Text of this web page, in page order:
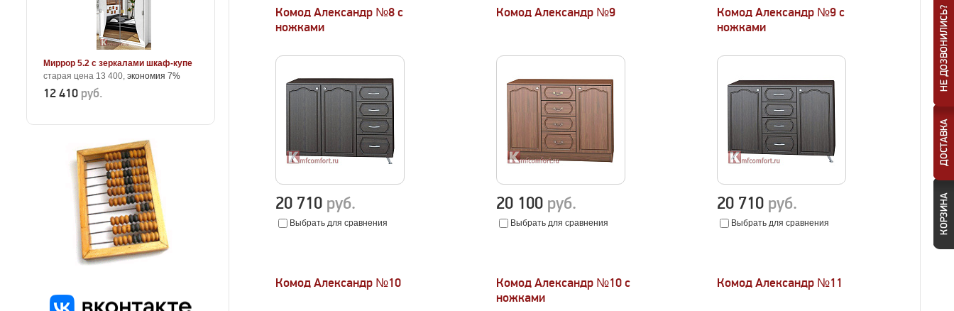
Миррор 5.2 с зеркалами шкаф-купе
старая цена 13 400, экономия 7%
12 410 руб.
Комод Александр №8 с
ножками
20 710 руб.
Выбрать для сравнения
Комод Александр №9
20 100 руб.
Выбрать для сравнения
Комод Александр №9 с
ножками
20 710 руб.
Выбрать для сравнения
Комод Александр №10
Комод Александр №10 с
ножками
Комод Александр №11